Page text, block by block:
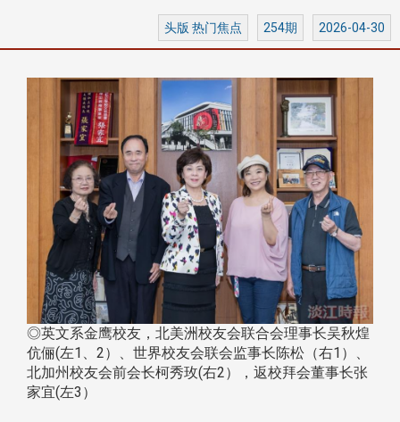
头版 热门焦点 254期 2026-04-30
◎英文系金鹰校友，北美洲校友会联合会理事长吴秋煌
伉俪(左1、2）、世界校友会联会监事长陈松（右1）、
北加州校友会前会长柯秀玫(右2），返校拜会董事长张
家宜(左3）